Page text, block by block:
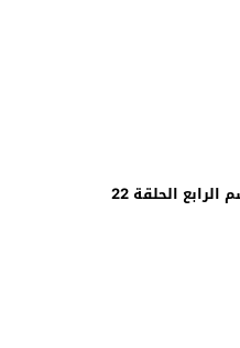
الحلقة 22